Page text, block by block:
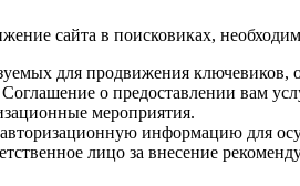
сайта в поисковиках,
для продвижения
о предоставлении вам
мероприятия.
информацию для
лицо за внесение